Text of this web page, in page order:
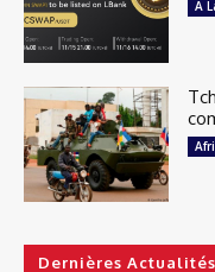
A
Dernières Actualités